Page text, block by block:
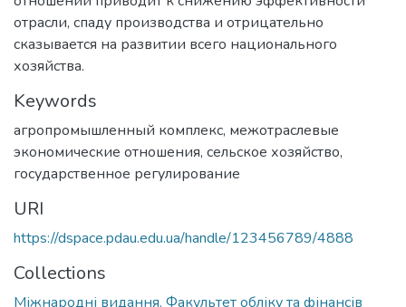
отрасли, спаду производства и отрицательно
сказывается на развитии всего национального
хозяйства.
Keywords
агропромышленный комплекс, межотраслевые
экономические отношения, сельское хозяйство,
государственное регулирование
URI
https://dspace.pdau.edu.ua/handle/123456789/4888
Collections
Міжнародні видання. Факультет обліку та фінансів